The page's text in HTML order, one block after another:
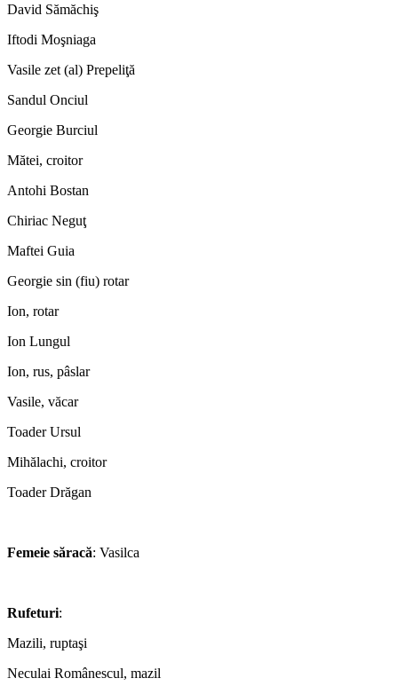
David Sămăchiş
Iftodi Moşniaga
Vasile zet (al) Prepeliţă
Sandul Onciul
Georgie Burciul
Mătei, croitor
Antohi Bostan
Chiriac Neguţ
Maftei Guia
Georgie sin (fiu) rotar
Ion, rotar
Ion Lungul
Ion, rus, pâslar
Vasile, văcar
Toader Ursul
Mihălachi, croitor
Toader Drăgan
Femeie săracă: Vasilca
Rufeturi:
Mazili, ruptaşi
Neculai Românescul, mazil